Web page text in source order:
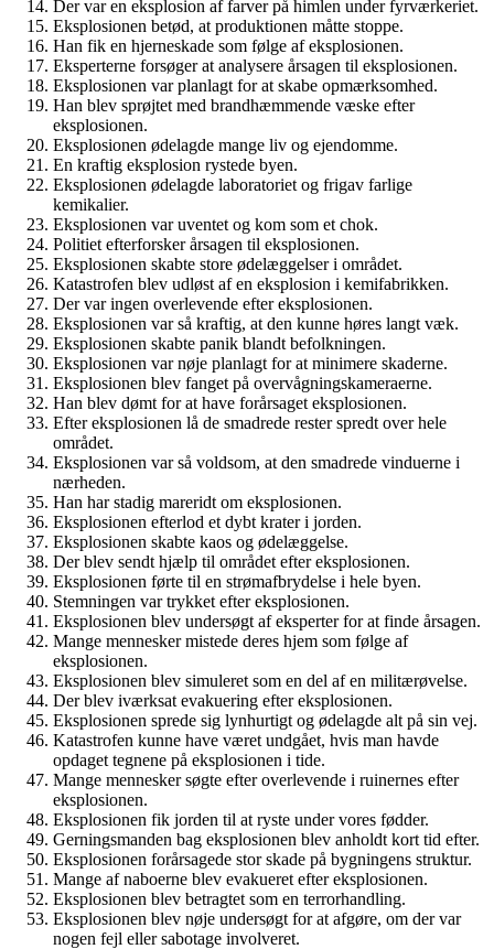
Der var en eksplosion af farver på himlen under fyrværkeriet.
Eksplosionen betød, at produktionen måtte stoppe.
Han fik en hjerneskade som følge af eksplosionen.
Eksperterne forsøger at analysere årsagen til eksplosionen.
Eksplosionen var planlagt for at skabe opmærksomhed.
Han blev sprøjtet med brandhæmmende væske efter
eksplosionen.
Eksplosionen ødelagde mange liv og ejendomme.
En kraftig eksplosion rystede byen.
Eksplosionen ødelagde laboratoriet og frigav farlige
kemikalier.
Eksplosionen var uventet og kom som et chok.
Politiet efterforsker årsagen til eksplosionen.
Eksplosionen skabte store ødelæggelser i området.
Katastrofen blev udløst af en eksplosion i kemifabrikken.
Der var ingen overlevende efter eksplosionen.
Eksplosionen var så kraftig, at den kunne høres langt væk.
Eksplosionen skabte panik blandt befolkningen.
Eksplosionen var nøje planlagt for at minimere skaderne.
Eksplosionen blev fanget på overvågningskameraerne.
Han blev dømt for at have forårsaget eksplosionen.
Efter eksplosionen lå de smadrede rester spredt over hele
området.
Eksplosionen var så voldsom, at den smadrede vinduerne i
nærheden.
Han har stadig mareridt om eksplosionen.
Eksplosionen efterlod et dybt krater i jorden.
Eksplosionen skabte kaos og ødelæggelse.
Der blev sendt hjælp til området efter eksplosionen.
Eksplosionen førte til en strømafbrydelse i hele byen.
Stemningen var trykket efter eksplosionen.
Eksplosionen blev undersøgt af eksperter for at finde årsagen.
Mange mennesker mistede deres hjem som følge af
eksplosionen.
Eksplosionen blev simuleret som en del af en militærøvelse.
Der blev iværksat evakuering efter eksplosionen.
Eksplosionen sprede sig lynhurtigt og ødelagde alt på sin vej.
Katastrofen kunne have været undgået, hvis man havde
opdaget tegnene på eksplosionen i tide.
Mange mennesker søgte efter overlevende i ruinernes efter
eksplosionen.
Eksplosionen fik jorden til at ryste under vores fødder.
Gerningsmanden bag eksplosionen blev anholdt kort tid efter.
Eksplosionen forårsagede stor skade på bygningens struktur.
Mange af naboerne blev evakueret efter eksplosionen.
Eksplosionen blev betragtet som en terrorhandling.
Eksplosionen blev nøje undersøgt for at afgøre, om der var
nogen fejl eller sabotage involveret.